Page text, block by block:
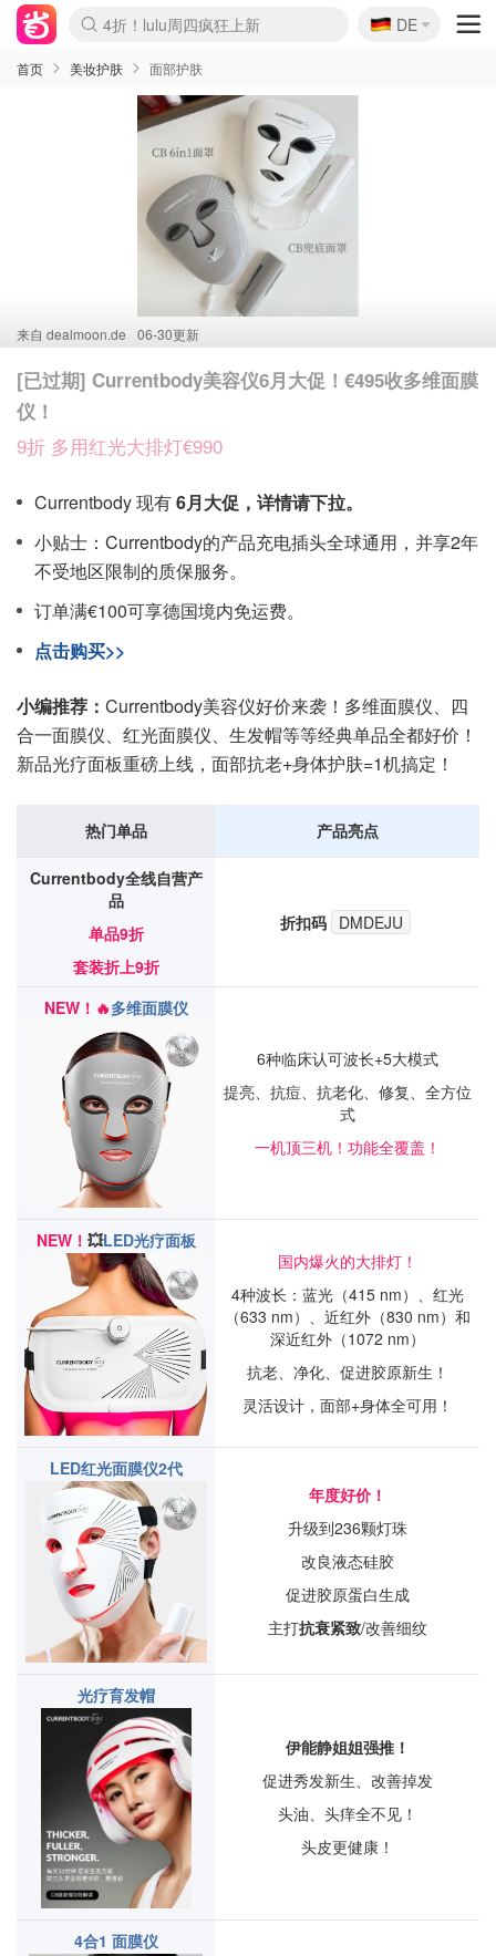
Boticinal 夏促开抢！
4折！lulu周四疯狂上新
还没结束！&OtherStories大促
Joybuy变相75折 随时失效
速领！Stanley独家85折
疑似霸哥！Camper额外叠85折
Zalando 奥莱闪促！每日更新
Moncler反季囤！5折起+叠9折
Coach Brooklyn仅€192
🇩🇪
DE
首页 美妆护肤 面部护肤
来自 dealmoon.de 06-30更新
[已过期] Currentbody美容仪6月大促！€495收多维面膜
仪！
9折 多用红光大排灯€990
Currentbody 现有6月大促，详情请下拉。
小贴士：Currentbody的产品充电插头全球通用，并享2年
不受地区限制的质保服务。
订单满€100可享德国境内免运费。
点击购买>>
小编推荐： Currentbody美容仪好价来袭！多维面膜仪、四
合一面膜仪、红光面膜仪、生发帽等等经典单品全都好价！
新品光疗面板重磅上线，面部抗老+身体护肤=1机搞定！
热门单品 产品亮点
Currentbody全线自营产
品
单品9折
套装折上9折
折扣码 DMDEJU
NEW！ 🔥多维面膜仪
6种临床认可波长+5大模式
提亮、抗痘、抗老化、修复、全方位
式
一机顶三机！功能全覆盖！
NEW！ 💥LED光疗面板
国内爆火的大排灯！
4种波长：蓝光（415 nm）、红光
（633 nm）、近红外（830 nm）和
深近红外（1072 nm）
抗老、净化、促进胶原新生！
灵活设计，面部+身体全可用！
LED红光面膜仪2代
年度好价！
升级到236颗灯珠
改良液态硅胶
促进胶原蛋白生成
主打抗衰紧致/改善细纹
光疗育发帽
伊能静姐姐强推！
促进秀发新生、改善掉发
头油、头痒全不见！
头皮更健康！
4合1 面膜仪